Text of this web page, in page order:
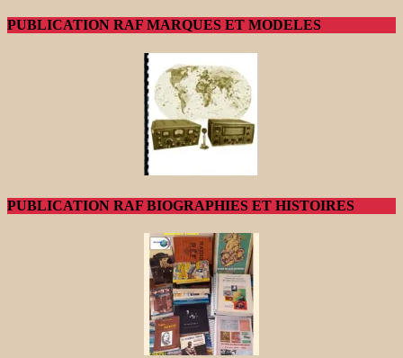
PUBLICATION RAF MARQUES ET MODELES
PUBLICATION RAF BIOGRAPHIES ET HISTOIRES